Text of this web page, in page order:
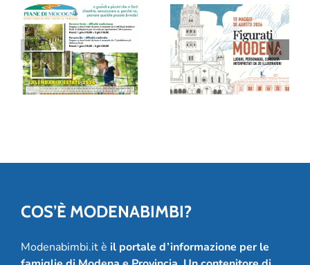
Avventura tra gli
alberi al Family
Park delle Piane
di Mocogno
“Figurati
Modena”: al
Museo della
Figurina una
mostra (e un
album!) per
COS’È MODENABIMBI?
Modenabimbi.it è il portale d’informazione per le